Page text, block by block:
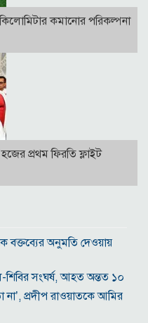
কমানোর পরিকল্পনা
প্রথম ফিরতি ফ্লাইট
বক্তব্যের অনুমতি দেওয়ায়
শিবির সংঘর্ষ, আহত অন্তত ১০
প্রদীপ রাওয়াতকে আমির